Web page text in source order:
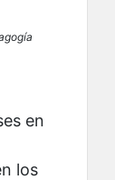
en
los